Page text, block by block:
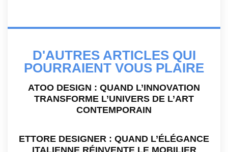
D'AUTRES ARTICLES QUI
POURRAIENT VOUS PLAIRE
ATOO DESIGN : QUAND L’INNOVATION
TRANSFORME L’UNIVERS DE L’ART
CONTEMPORAIN
ETTORE DESIGNER : QUAND L’ÉLÉGANCE
ITALIENNE RÉINVENTE LE MOBILIER